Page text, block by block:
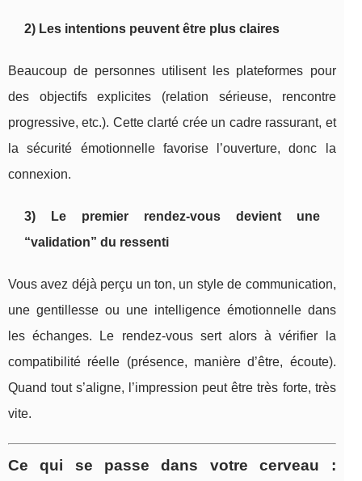
2) Les intentions peuvent être plus claires
Beaucoup de personnes utilisent les plateformes pour
des objectifs explicites (relation sérieuse, rencontre
progressive, etc.). Cette clarté crée un cadre rassurant, et
la sécurité émotionnelle favorise l’ouverture, donc la
connexion.
3) Le premier rendez-vous devient une
“validation” du ressenti
Vous avez déjà perçu un ton, un style de communication,
une gentillesse ou une intelligence émotionnelle dans
les échanges. Le rendez-vous sert alors à vérifier la
compatibilité réelle (présence, manière d’être, écoute).
Quand tout s’aligne, l’impression peut être très forte, très
vite.
Ce qui se passe dans votre cerveau :